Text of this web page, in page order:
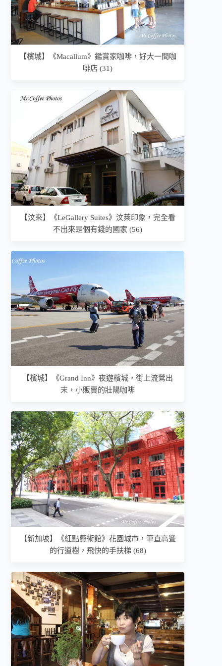
【檳城】《Macallum》鑑賞家咖啡，好大一間咖
啡店 (31)
【汶來】《LeGallery Suites》汶萊印象，完全看
不出來是個有錢的國家 (56)
【檳城】《Grand Inn》夜遊檳城，街上流鶯出
末，小販賣的壯陽咖啡
【新加坡】《紅點藝術館》花園城市，筆直高聳
的行道樹，飛快的手扶梯 (68)